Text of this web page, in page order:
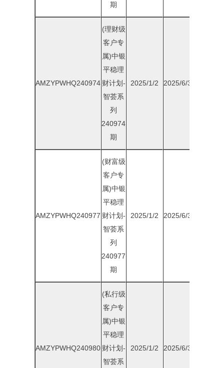
期
AMZYPWHQ240974
(理财级
客户专
属)中银
平稳理
财计划-
智荟系
列
240974
期
2025/1/2 2025/6/30
AMZYPWHQ240977
(财富级
客户专
属)中银
平稳理
财计划-
智荟系
列
240977
期
2025/1/2 2025/6/30
AMZYPWHQ240980
(私行级
客户专
属)中银
平稳理
财计划-
智荟系
2025/1/2 2025/6/30